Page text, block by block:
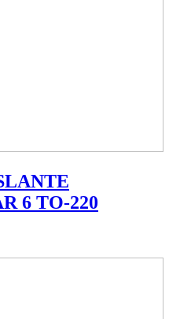
6 TO-220